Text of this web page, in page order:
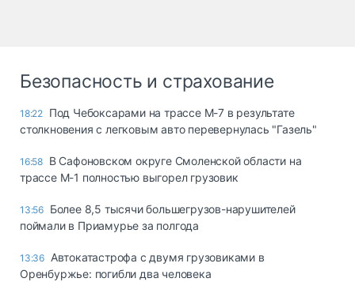
Безопасность и страхование
18:22 Под Чебоксарами на трассе М-7 в результате
столкновения с легковым авто перевернулась "Газель"
16:58 В Сафоновском округе Смоленской области на
трассе М-1 полностью выгорел грузовик
13:56 Более 8,5 тысячи большегрузов-нарушителей
поймали в Приамурье за полгода
13:36 Автокатастрофа с двумя грузовиками в
Оренбуржье: погибли два человека